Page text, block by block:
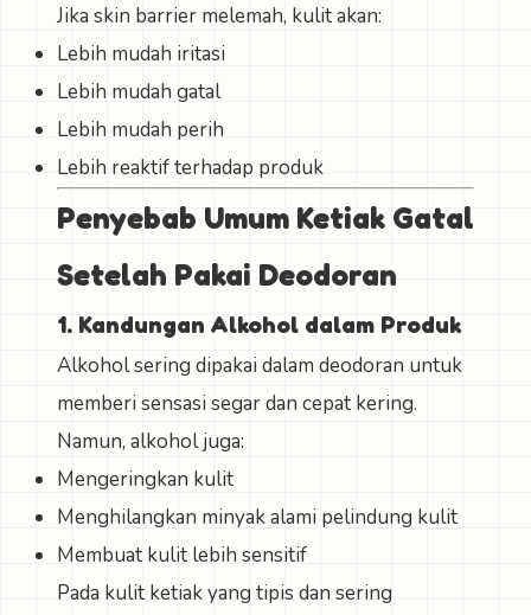
Jika skin barrier melemah, kulit akan:
Lebih mudah iritasi
Lebih mudah gatal
Lebih mudah perih
Lebih reaktif terhadap produk
Penyebab Umum Ketiak Gatal
Setelah Pakai Deodoran
1. Kandungan Alkohol dalam Produk
Alkohol sering dipakai dalam deodoran untuk
memberi sensasi segar dan cepat kering.
Namun, alkohol juga:
Mengeringkan kulit
Menghilangkan minyak alami pelindung kulit
Membuat kulit lebih sensitif
Pada kulit ketiak yang tipis dan sering